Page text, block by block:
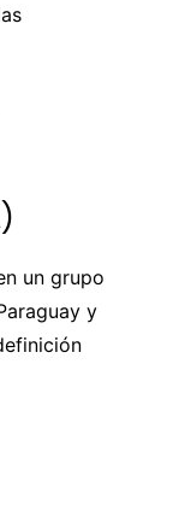
un grupo
y